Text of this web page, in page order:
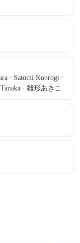
· Satomi Koorogi ·
· 雛形あきこ